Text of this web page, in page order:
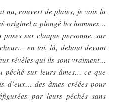
nu, couvert de plaies, je vois la
originel a plongé les hommes…
sur chaque personne, sur
en toi, là, debout devant
révèles qui ils sont vraiment…
péché sur leurs âmes… ce que
d’eux… des âmes créées pour
par leurs péchés sans